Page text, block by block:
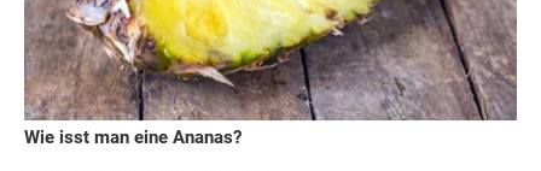
Wie isst man eine Ananas?